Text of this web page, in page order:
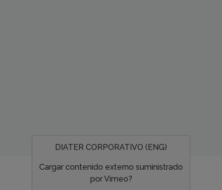
DIATER CORPORATIVO (ENG)
Cargar contenido externo suministrado
porVimeo?